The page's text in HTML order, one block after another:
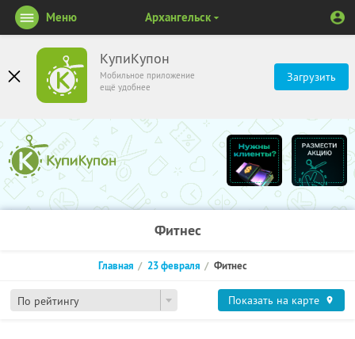
КупиКупон
Мобильное приложение
ещё удобнее
Загрузить
Меню Архангельск
Фитнес
По рейтингу
Главная 23 февраля Фитнес
Показать на карте